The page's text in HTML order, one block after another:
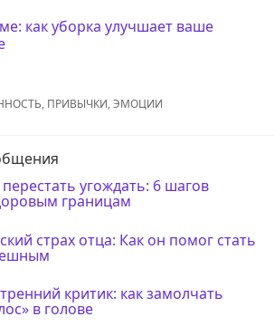
как уборка улучшает ваше
, ПРИВЫЧКИ,ЭМОЦИИ
перестать угождать: 6 шагов
границам
страх отца: Как он помог стать
критик: как замолчать
в голове